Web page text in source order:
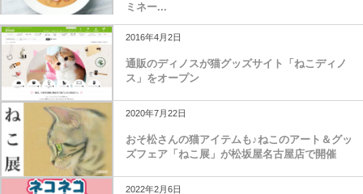
ミネー...
2016年4月2日
通販のディノスが猫グッズサイト「ねこディノ
ス」をオープン
2020年7月22日
おそ松さんの猫アイテムも♪ねこのアート＆グッ
ズフェア「ねこ展」が松坂屋名古屋店で開催
2022年2月6日